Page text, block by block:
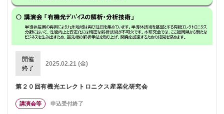
開催
終了
2025.02.21 (金)
第２０回有機光エレクトロニクス産業化研究会
講演会等 申込受付終了